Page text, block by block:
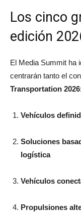
Los cinco
edición
El Media Summit ha
centrarán tanto el
Transportation 2026:
Vehículos
Soluciones
logística
Vehículos
Propulsiones